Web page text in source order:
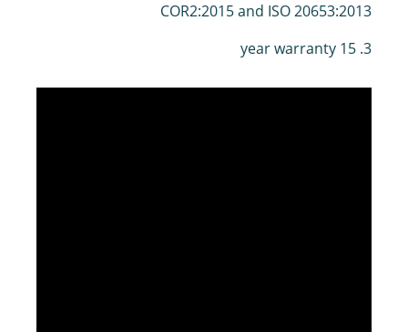
COR2:2015 and ISO 20653:2013
3. 15 year warranty